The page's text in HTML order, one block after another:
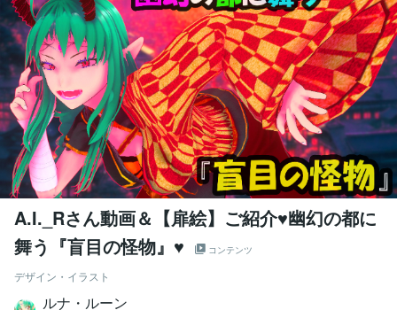
A.I._Rさん動画＆【扉絵】ご紹介♥幽幻の都に
舞う『盲目の怪物』♥
コンテンツ
デザイン・イラスト
ルナ・ルーン